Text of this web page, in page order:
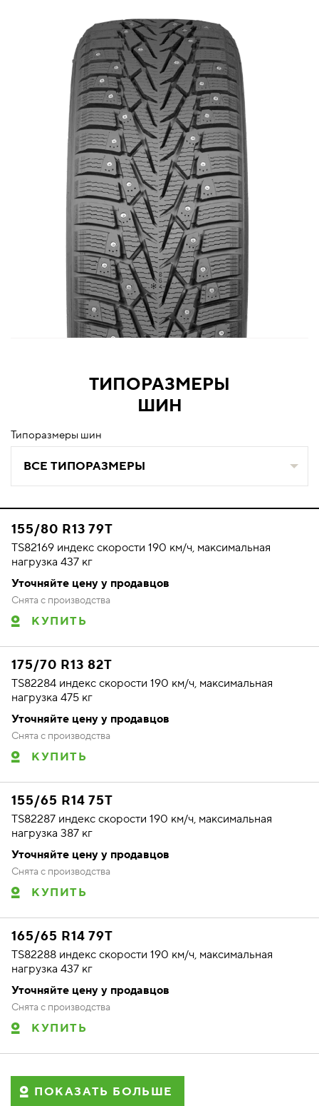
ТИПОРАЗМЕРЫ
ШИН
Типоразмеры шин
ВСЕ ТИПОРАЗМЕРЫ
155/80 R13 79T
TS82169 индекс скорости 190 км/ч, максимальная
нагрузка 437 кг
Уточняйте цену у продавцов
Снята с производства
КУПИТЬ
175/70 R13 82T
TS82284 индекс скорости 190 км/ч, максимальная
нагрузка 475 кг
Уточняйте цену у продавцов
Снята с производства
КУПИТЬ
155/65 R14 75T
TS82287 индекс скорости 190 км/ч, максимальная
нагрузка 387 кг
Уточняйте цену у продавцов
Снята с производства
КУПИТЬ
165/65 R14 79T
TS82288 индекс скорости 190 км/ч, максимальная
нагрузка 437 кг
Уточняйте цену у продавцов
Снята с производства
КУПИТЬ
ПОКАЗАТЬ БОЛЬШЕ